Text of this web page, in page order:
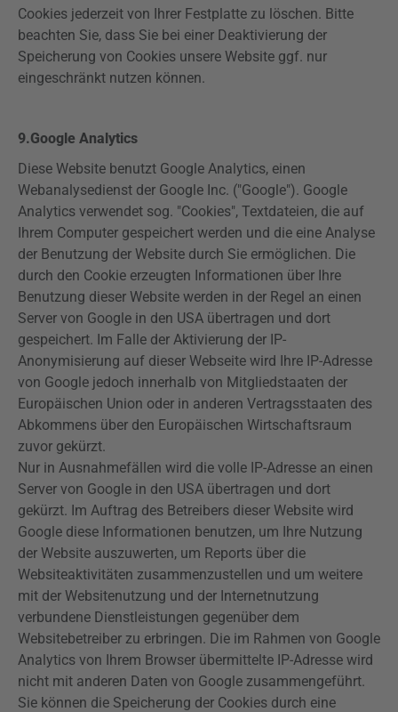
Cookies jederzeit von Ihrer Festplatte zu löschen. Bitte
beachten Sie, dass Sie bei einer Deaktivierung der
Speicherung von Cookies unsere Website ggf. nur
eingeschränkt nutzen können.
9.Google Analytics
Diese Website benutzt Google Analytics, einen
Webanalysedienst der Google Inc. ("Google"). Google
Analytics verwendet sog. "Cookies", Textdateien, die auf
Ihrem Computer gespeichert werden und die eine Analyse
der Benutzung der Website durch Sie ermöglichen. Die
durch den Cookie erzeugten Informationen über Ihre
Benutzung dieser Website werden in der Regel an einen
Server von Google in den USA übertragen und dort
gespeichert. Im Falle der Aktivierung der IP-
Anonymisierung auf dieser Webseite wird Ihre IP-Adresse
von Google jedoch innerhalb von Mitgliedstaaten der
Europäischen Union oder in anderen Vertragsstaaten des
Abkommens über den Europäischen Wirtschaftsraum
zuvor gekürzt.
Nur in Ausnahmefällen wird die volle IP-Adresse an einen
Server von Google in den USA übertragen und dort
gekürzt. Im Auftrag des Betreibers dieser Website wird
Google diese Informationen benutzen, um Ihre Nutzung
der Website auszuwerten, um Reports über die
Websiteaktivitäten zusammenzustellen und um weitere
mit der Websitenutzung und der Internetnutzung
verbundene Dienstleistungen gegenüber dem
Websitebetreiber zu erbringen. Die im Rahmen von Google
Analytics von Ihrem Browser übermittelte IP-Adresse wird
nicht mit anderen Daten von Google zusammengeführt.
Sie können die Speicherung der Cookies durch eine